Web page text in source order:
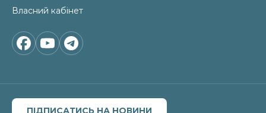
Власний кабінет
ПІДПИСАТИСЬ НА НОВИНИ